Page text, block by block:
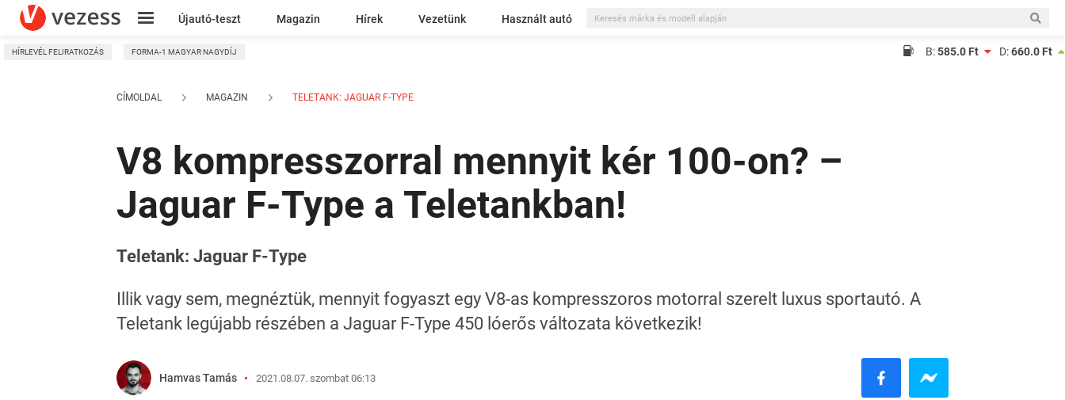
Újautó-teszt Magazin Hírek Vezetünk Használt autó
Kresz
HÍRLEVÉL FELIRATKOZÁS FORMA-1 MAGYAR NAGYDÍJ B:585.0 Ft D:660.0 Ft
CÍMOLDAL MAGAZIN TELETANK: JAGUAR F-TYPE
V8 kompresszorral mennyit kér 100-on? –
Jaguar F-Type a Teletankban!
Teletank: Jaguar F-Type
Illik vagy sem, megnéztük, mennyit fogyaszt egy V8-as kompresszoros motorral szerelt luxus sportautó. A
Teletank legújabb részében a Jaguar F-Type 450 lóerős változata következik!
Hamvas Tamás 2021.08.07. szombat 06:13